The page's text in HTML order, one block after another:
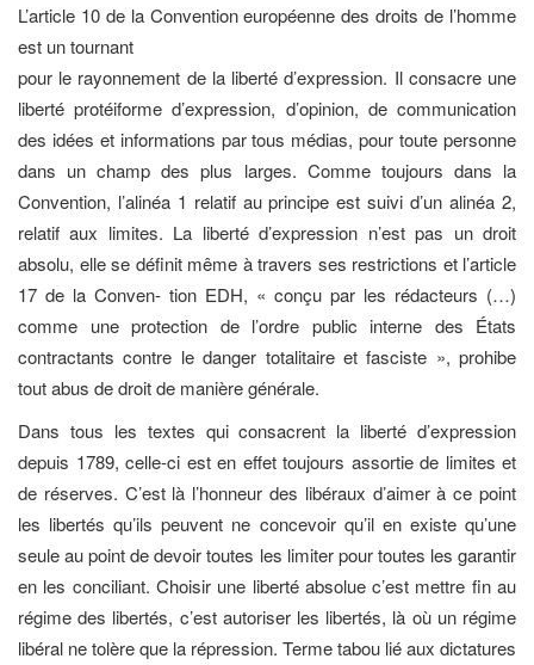
L’article 10 de la Convention européenne des droits de l’homme
est un tournant
pour le rayonnement de la liberté d’expression. Il consacre une
liberté protéiforme d’expression, d’opinion, de communication
des idées et informations par tous médias, pour toute personne
dans un champ des plus larges. Comme toujours dans la
Convention, l’alinéa 1 relatif au principe est suivi d’un alinéa 2,
relatif aux limites. La liberté d’expression n’est pas un droit
absolu, elle se définit même à travers ses restrictions et l’article
17 de la Conven- tion EDH, « conçu par les rédacteurs (…)
comme une protection de l’ordre public interne des États
contractants contre le danger totalitaire et fasciste », prohibe
tout abus de droit de manière générale.
Dans tous les textes qui consacrent la liberté d’expression
depuis 1789, celle-ci est en effet toujours assortie de limites et
de réserves. C’est là l’honneur des libéraux d’aimer à ce point
les libertés qu’ils peuvent ne concevoir qu’il en existe qu’une
seule au point de devoir toutes les limiter pour toutes les garantir
en les conciliant. Choisir une liberté absolue c’est mettre fin au
régime des libertés, c’est autoriser les libertés, là où un régime
libéral ne tolère que la répression. Terme tabou lié aux dictatures